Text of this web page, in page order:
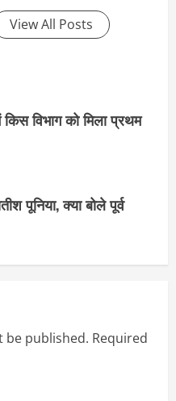
View All Posts
विभाग को मिला प्रथम
पूनिया, क्या बोले पूर्व
be published. Required